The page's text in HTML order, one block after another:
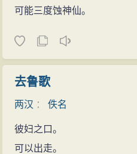
可能三度蚀神仙。
去鲁歌
两汉 ：佚名
彼妇之口。
可以出走。